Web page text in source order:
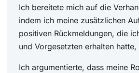
Ich bereitete mich auf die
indem ich meine zusätzlichen
positiven Rückmeldungen, die
und Vorgesetzten erhalten
Ich argumentierte, dass meine